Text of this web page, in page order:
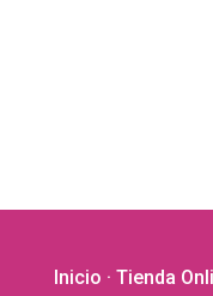
Inicio · Tienda